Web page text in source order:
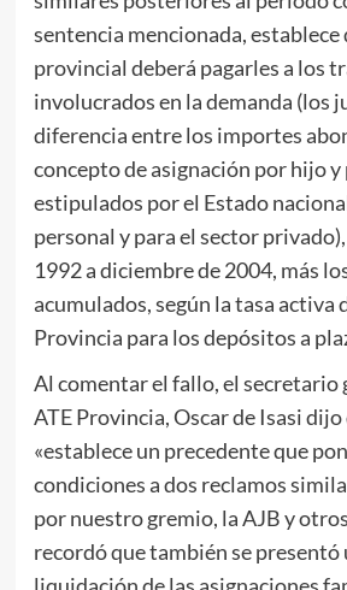
sentencia mencionada, establece
provincial deberá pagarles a los
involucrados en la demanda (los
diferencia entre los importes
concepto de asignación por hijo y
estipulados por el Estado
personal y para el sector
1992 a diciembre de 2004, más
acumulados, según la tasa activa
Provincia para los depósitos a
Al comentar el fallo, el secretario
ATE Provincia, Oscar de Isasi dijo
«establece un precedente que
condiciones a dos reclamos
por nuestro gremio, la AJB y
recordó que también se presentó